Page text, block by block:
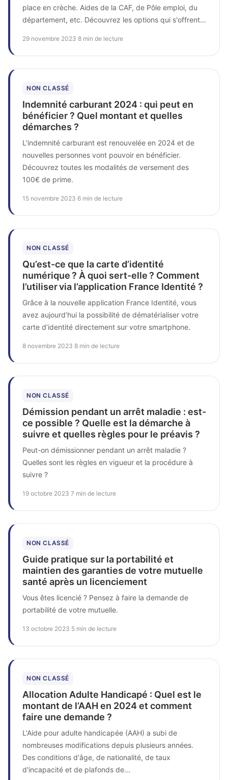
place en crèche. Aides de la CAF, de Pôle emploi, du
département, etc. Découvrez les options qui s'offrent...
29 novembre 2023 8 min de lecture
NON CLASSÉ
Indemnité carburant 2024 : qui peut en
bénéficier ? Quel montant et quelles
démarches ?
L'indemnité carburant est renouvelée en 2024 et de
nouvelles personnes vont pouvoir en bénéficier.
Découvrez toutes les modalités de versement des
100€ de prime.
15 novembre 2023 6 min de lecture
NON CLASSÉ
Qu’est-ce que la carte d’identité
numérique ? À quoi sert-elle ? Comment
l’utiliser via l’application France Identité ?
Grâce à la nouvelle application France Identité, vous
avez aujourd’hui la possibilité de dématérialiser votre
carte d’identité directement sur votre smartphone.
8 novembre 2023 8 min de lecture
NON CLASSÉ
Démission pendant un arrêt maladie : est-
ce possible ? Quelle est la démarche à
suivre et quelles règles pour le préavis ?
Peut-on démissionner pendant un arrêt maladie ?
Quelles sont les règles en vigueur et la procédure à
suivre ?
19 octobre 2023 7 min de lecture
NON CLASSÉ
Guide pratique sur la portabilité et
maintien des garanties de votre mutuelle
santé après un licenciement
Vous êtes licencié ? Pensez à faire la demande de
portabilité de votre mutuelle.
13 octobre 2023 5 min de lecture
NON CLASSÉ
Allocation Adulte Handicapé : Quel est le
montant de l’AAH en 2024 et comment
faire une demande ?
L'Aide pour adulte handicapée (AAH) a subi de
nombreuses modifications depuis plusieurs années.
Des conditions d'âge, de nationalité, de taux
d'incapacité et de plafonds de...